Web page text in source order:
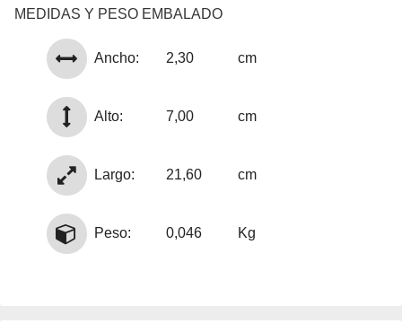
MEDIDAS Y PESO EMBALADO
Ancho: 2,30 cm
Alto: 7,00 cm
Largo: 21,60 cm
Peso: 0,046 Kg